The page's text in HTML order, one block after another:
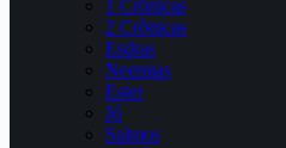
1 Crônicas
2 Crônicas
Esdras
Neemias
Ester
Jó
Salmos